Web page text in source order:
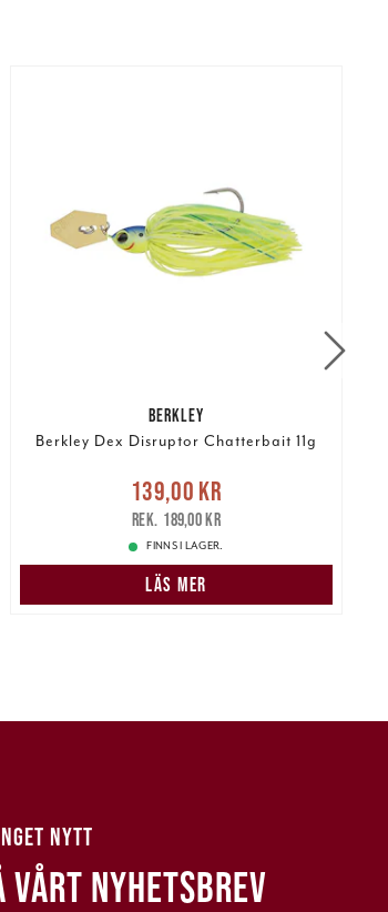
BERKLEY
Berkley Dex Disruptor Chatterbait 11g
Nuvarande pris
Tidigare pris
139,00 kr
189,00 kr
FINNS I LAGER.
LÄS MER
NYTT
VÅRT NYHETSBREV